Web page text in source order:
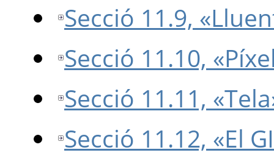
Secció 11.9,
Secció 11.10,
Secció 11.11,
Secció 11.12, «El